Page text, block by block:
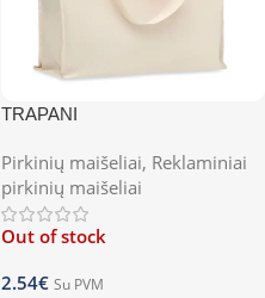
TRAPANI
Pirkinių maišeliai, Reklaminiai
pirkinių maišeliai
Out of stock
2.54€ Su PVM